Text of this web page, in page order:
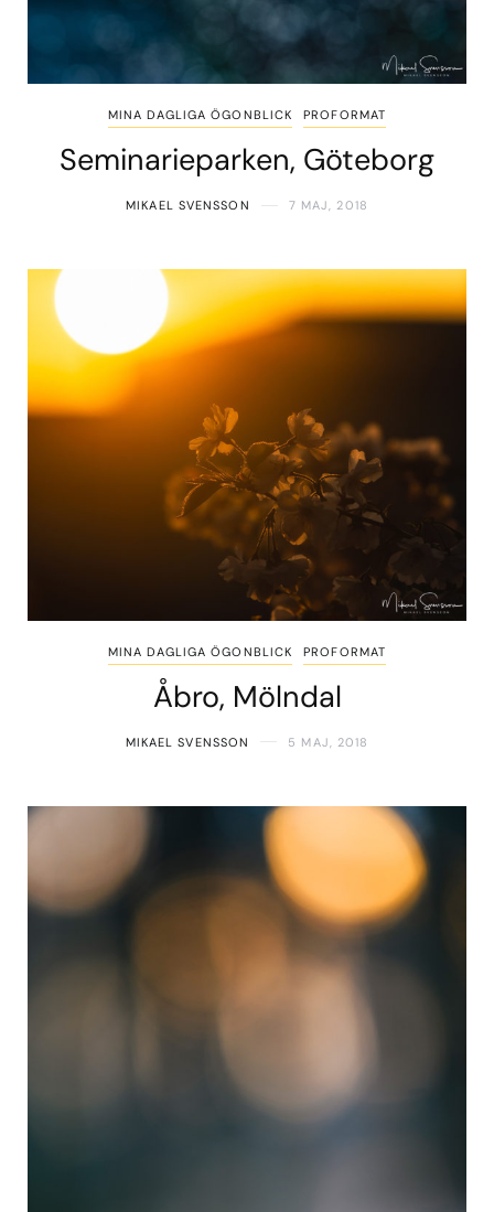
MINA DAGLIGA ÖGONBLICK PROFORMAT
Seminarieparken, Göteborg
MIKAEL SVENSSON 7 MAJ, 2018
MINA DAGLIGA ÖGONBLICK PROFORMAT
Åbro, Mölndal
MIKAEL SVENSSON 5 MAJ, 2018